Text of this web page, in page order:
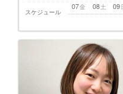
スケジュール
金
07 土
08 09